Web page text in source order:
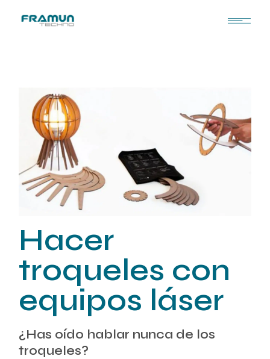
Hacer
troqueles con
equipos láser
¿Has oído hablar nunca de los
troqueles?